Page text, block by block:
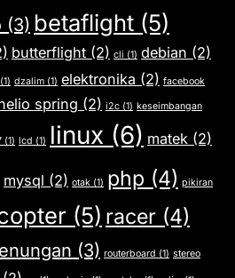
(3) betaflight (5)
butterflight (2) cli (1) debian (2)
(1) dzalim (1) elektronika (2) facebook
spring (2) i2c (1) keseimbangan
(1) lcd (1) linux (6) matek (2)
mysql (2) otak (1) php (4) pikiran
(5) racer (4)
(3) routerboard (1) stereo